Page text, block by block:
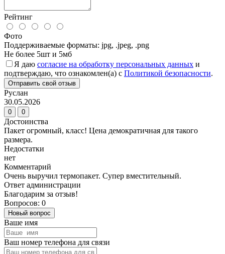
Рейтинг
Фото
Поддерживаемые форматы: jpg, .jpeg, .png
Не более 5шт и 5мб
Я даю согласие на обработку персональных данных и
подтверждаю, что ознакомлен(а) с Политикой безопасности.
Отправить свой отзыв
Руслан
30.05.2026
0 0
Достоинства
Пакет огромный, класс! Цена демократичная для такого
размера.
Недостатки
нет
Комментарий
Очень выручил термопакет. Супер вместительный.
Ответ администрации
Благодарим за отзыв!
Вопросов: 0
Новый вопрос
Ваше имя
Ваш номер телефона для связи